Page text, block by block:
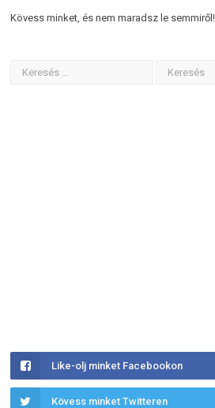
Kövess minket, és nem maradsz le semmiről!
Like-olj minket Facebookon
Kövess minket Twitteren